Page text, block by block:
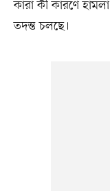
কারা কী কারণে
তদন্ত চলছে।